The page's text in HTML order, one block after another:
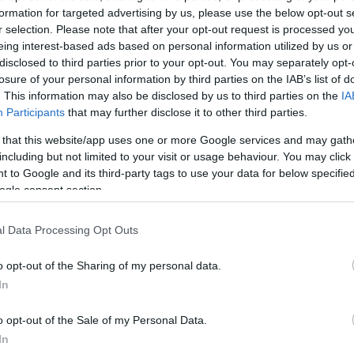
for targeted advertising by us, please use the below opt-out
selection. Please note that after your opt-out request is processed
interest-based ads based on personal information utilized by us
to third parties prior to your opt-out. You may separately
of your personal information by third parties on the IAB’s list of
This information may also be disclosed by us to third parties on the
Participants that may further disclose it to other third parties.
that this website/app uses one or more Google services and may
but not limited to your visit or usage behaviour. You may
to Google and its third-party tags to use your data for below
consent section.
Data Processing Opt Outs
opt-out of the Sharing of my personal data.
opt-out of the Sale of my Personal Data.
Σώμα (@pyrosvestiki)June 27, 2026
έσπευσαν δυνάμεις για την απομάκρυνση του
είχε μετατραπεί σε μια άμορφη μάζα σιδερικών.
ΔΙΑΦΗΜΙΣΗ